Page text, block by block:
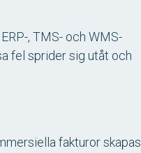
, TMS- och WMS-
fel sprider sig utåt och
fakturor skapas